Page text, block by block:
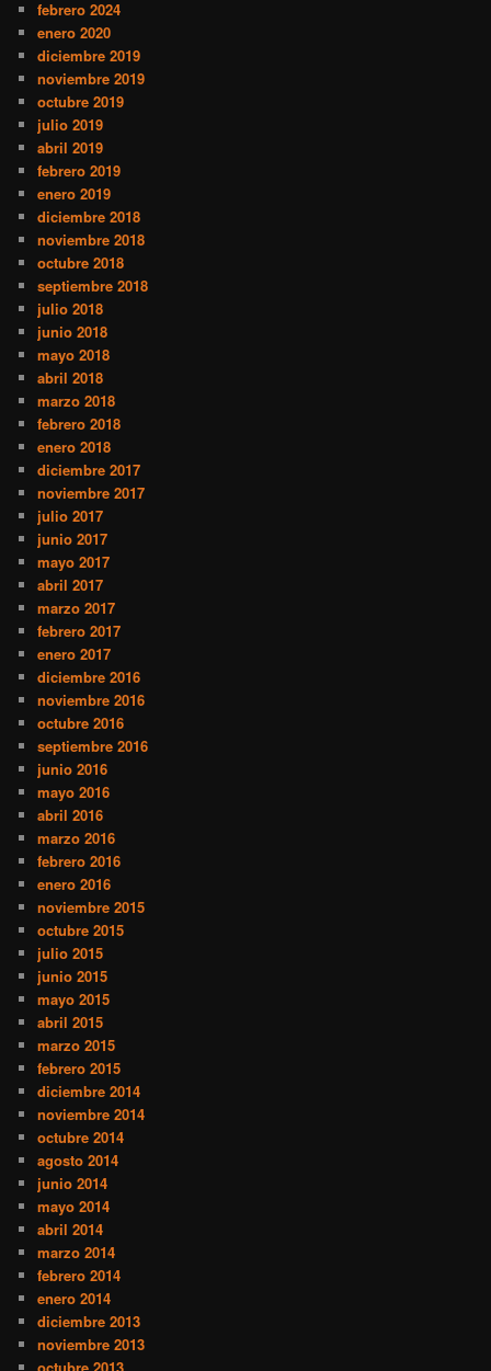
febrero 2024
enero 2020
diciembre 2019
noviembre 2019
octubre 2019
julio 2019
abril 2019
febrero 2019
enero 2019
diciembre 2018
noviembre 2018
octubre 2018
septiembre 2018
julio 2018
junio 2018
mayo 2018
abril 2018
marzo 2018
febrero 2018
enero 2018
diciembre 2017
noviembre 2017
julio 2017
junio 2017
mayo 2017
abril 2017
marzo 2017
febrero 2017
enero 2017
diciembre 2016
noviembre 2016
octubre 2016
septiembre 2016
junio 2016
mayo 2016
abril 2016
marzo 2016
febrero 2016
enero 2016
noviembre 2015
octubre 2015
julio 2015
junio 2015
mayo 2015
abril 2015
marzo 2015
febrero 2015
diciembre 2014
noviembre 2014
octubre 2014
agosto 2014
junio 2014
mayo 2014
abril 2014
marzo 2014
febrero 2014
enero 2014
diciembre 2013
noviembre 2013